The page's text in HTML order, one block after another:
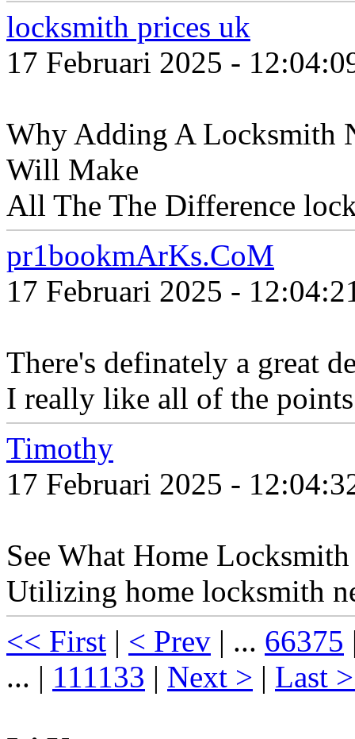
locksmith prices uk
17 Februari 2025 -
Why Adding A Locksmith
Will Make
All The The Difference
pr1bookmArKs.CoM
17 Februari 2025 -
There's definately a great
I really like all of the
Timothy
17 Februari 2025 -
See What Home
Utilizing home locksmith
<< First | < Prev | ... 66375
... | 111133 | Next > | Last